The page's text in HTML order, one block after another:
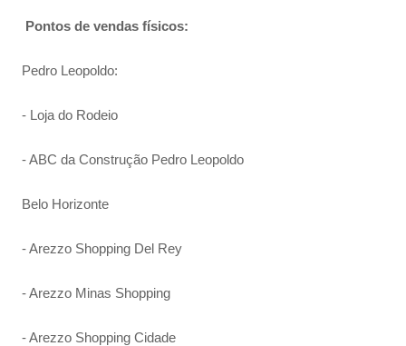
Pontos de vendas físicos:
Pedro Leopoldo:
- Loja do Rodeio
- ABC da Construção Pedro Leopoldo
Belo Horizonte
- Arezzo Shopping Del Rey
- Arezzo Minas Shopping
- Arezzo Shopping Cidade